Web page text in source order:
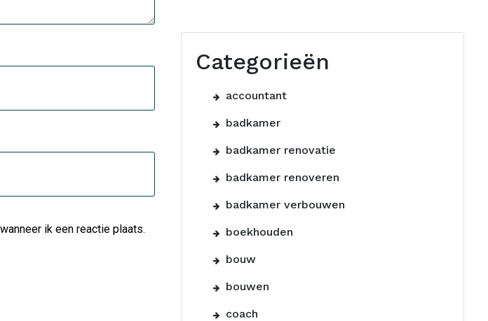
ik een reactie plaats.
Categorieën
accountant
badkamer
badkamer renovatie
badkamer renoveren
badkamer verbouwen
boekhouden
bouw
bouwen
coach